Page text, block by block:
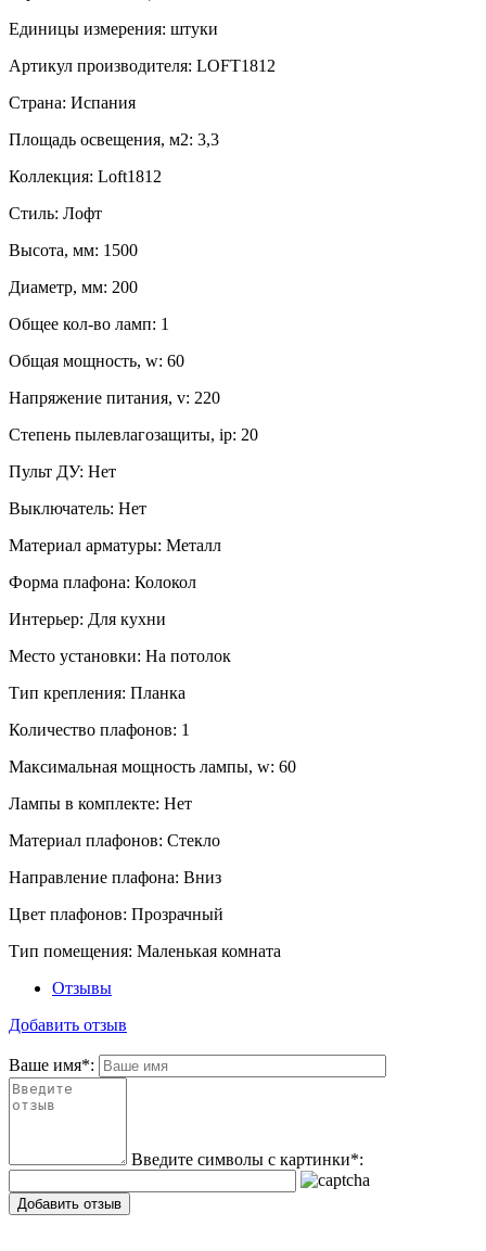
Единицы измерения: штуки
Артикул производителя: LOFT1812
Страна: Испания
Площадь освещения, м2: 3,3
Коллекция: Loft1812
Стиль: Лофт
Высота, мм: 1500
Диаметр, мм: 200
Общее кол-во ламп: 1
Общая мощность, w: 60
Напряжение питания, v: 220
Степень пылевлагозащиты, ip: 20
Пульт ДУ: Нет
Выключатель: Нет
Материал арматуры: Металл
Форма плафона: Колокол
Интерьер: Для кухни
Место установки: На потолок
Тип крепления: Планка
Количество плафонов: 1
Максимальная мощность лампы, w: 60
Лампы в комплекте: Нет
Материал плафонов: Стекло
Направление плафона: Вниз
Цвет плафонов: Прозрачный
Тип помещения: Маленькая комната
Отзывы
Добавить отзыв
Ваше имя*:
Введите символы с картинки*:
Добавить отзыв